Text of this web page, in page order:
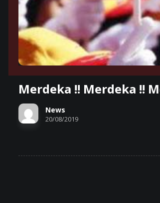
Merdeka !! Merdeka !!
News
20/08/2019